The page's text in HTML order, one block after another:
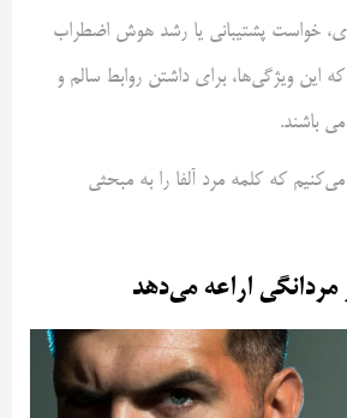
خواست پشتیبانی یا رشد هوش اضطراب
این ویژگی‌ها، برای داشتن روابط سالم و
باشند.
می‌کنیم که کلمه مرد آلفا را به مبحثی
اراعه می‌دهد